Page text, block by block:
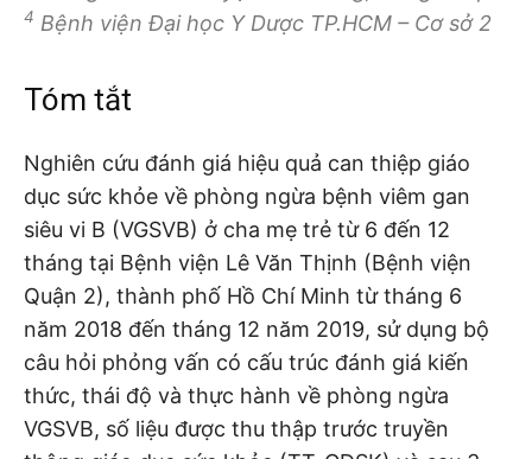
4 Bệnh viện Đại học Y Dược TP.HCM – Cơ sở 2
Tóm tắt
Nghiên cứu đánh giá hiệu quả can thiệp giáo
dục sức khỏe về phòng ngừa bệnh viêm gan
siêu vi B (VGSVB) ở cha mẹ trẻ từ 6 đến 12
tháng tại Bệnh viện Lê Văn Thịnh (Bệnh viện
Quận 2), thành phố Hồ Chí Minh từ tháng 6
năm 2018 đến tháng 12 năm 2019, sử dụng bộ
câu hỏi phỏng vấn có cấu trúc đánh giá kiến
thức, thái độ và thực hành về phòng ngừa
VGSVB, số liệu được thu thập trước truyền